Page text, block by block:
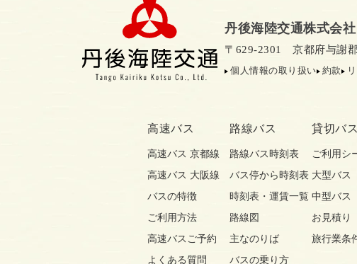
丹後海陸交通株式会社
〒629-2301 京都府与謝
個人情報の取り扱い 約款
高速バス
高速バス 京都線
高速バス 大阪線
バスの特徴
ご利用方法
高速バスご予約
よくある質問
路線バス
路線バス時刻表
バス停から時刻表
時刻表・運賃一覧
路線図
主なのりば
バスの乗り方
貸切バス
ご利用シ
大型バス
中型バス
お見積り
旅行業条